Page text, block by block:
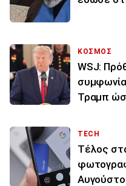
ΚΟΣΜΟΣ
WSJ:
συμφωνία
Τραμπ
TECH
Τέλος